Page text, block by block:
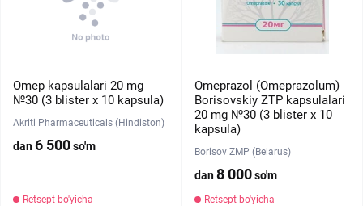
Omep kapsulalari 20 mg
№30 (3 blister х 10 kapsula)
Akriti Pharmaceuticals (Hindiston)
dan6 500so'm
Retsept bo'yicha
Omeprazol (Omeprazolum)
Borisovskiy ZTP kapsulalari
20 mg №30 (3 blister х 10
kapsula)
Borisov ZMP (Belarus)
dan8 000so'm
Retsept bo'yicha